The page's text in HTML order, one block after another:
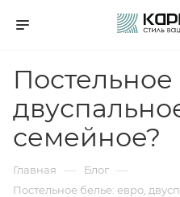
Постельное
семейное?
Главная — Блог —
Постельное белье: евро,